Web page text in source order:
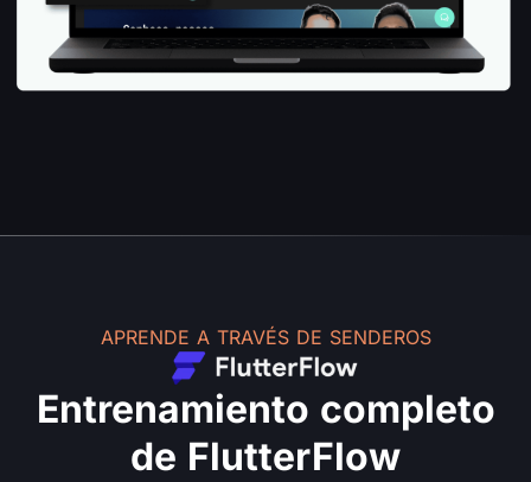
APRENDE A TRAVÉS DE SENDEROS
Entrenamiento completo
de FlutterFlow